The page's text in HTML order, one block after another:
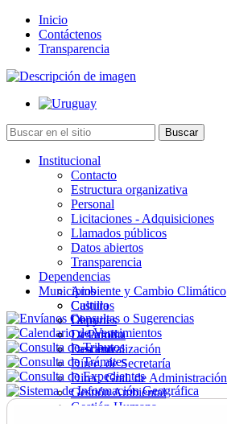
Inicio
Contáctenos
Transparencia
Institucional
Contacto
Estructura organizativa
Personal
Licitaciones - Adquisiciones
Llamados públicos
Datos abiertos
Transparencia
Dependencias
Ambiente y Cambio Climático
Cultura
Deportes
Desarrollo
Descentralización
Direc. de Secretaría
Direc. Gral. de Administración
Gestión Ambiental
Gestión Humana
Municipios
Castillos
Chuy
La Paloma
Lascano